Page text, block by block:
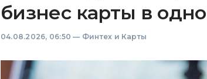
бизнес карты в
04.08.2026, 06:50 — Финтех и Карты